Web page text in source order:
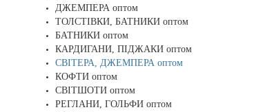
ДЖЕМПЕРА оптом
ТОЛСТІВКИ, БАТНИКИ оптом
БАТНИКИ оптом
КАРДИГАНИ, ПІДЖАКИ оптом
СВІТЕРА, ДЖЕМПЕРА оптом
КОФТИ оптом
СВІТШОТИ оптом
РЕГЛАНИ, ГОЛЬФИ оптом